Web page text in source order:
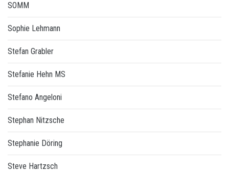
SOMM
Sophie Lehmann
Stefan Grabler
Stefanie Hehn MS
Stefano Angeloni
Stephan Nitzsche
Stephanie Döring
Steve Hartzsch